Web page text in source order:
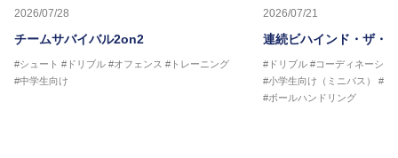
2026/07/28
チームサバイバル2on2
#シュート #ドリブル #オフェンス #トレーニング
#中学生向け
2026/07/21
連続ビハインド・ザ・
#ドリブル #コーディネーショ
#小学生向け（ミニバス）
#中
#ボールハンドリング